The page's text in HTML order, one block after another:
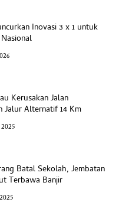
Inovasi 3 x 1 untuk
Kerusakan Jalan
Jalur Alternatif 14 Km
2025
Batal Sekolah, Jembatan
Terbawa Banjir